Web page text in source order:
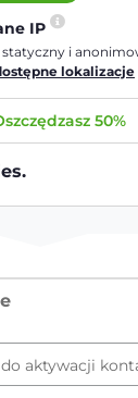
IP
statyczny i
lokalizacje
50%
aktywacji